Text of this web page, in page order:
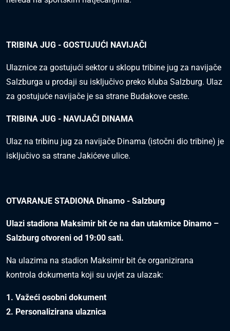
TRIBINA JUG - GOSTUJUĆI NAVIJAČI
Ulaznice za gostujući sektor u sklopu tribine jug za navijače
Salzburga u prodaji su isključivo preko kluba Salzburg. Ulaz
za gostujuće navijače je sa strane Budakove ceste.
TRIBINA JUG - NAVIJAČI DINAMA
Ulaz na tribinu jug za navijače Dinama (istočni dio tribine) je
isključivo sa strane Jakićeve ulice.
OTVARANJE STADIONA Dinamo - Salzburg
Ulazi stadiona Maksimir bit će na dan utakmice Dinamo –
Salzburg otvoreni od 19:00 sati.
Na ulazima na stadion Maksimir bit će organizirana
kontrola dokumenta koji su uvjet za ulazak:
1. Važeći osobni dokument
2. Personalizirana ulaznica